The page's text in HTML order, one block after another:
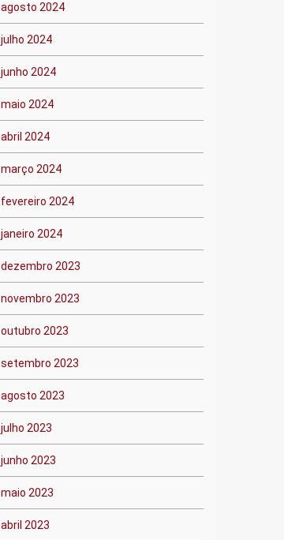
agosto 2024
julho 2024
junho 2024
maio 2024
abril 2024
março 2024
fevereiro 2024
janeiro 2024
dezembro 2023
novembro 2023
outubro 2023
setembro 2023
agosto 2023
julho 2023
junho 2023
maio 2023
abril 2023